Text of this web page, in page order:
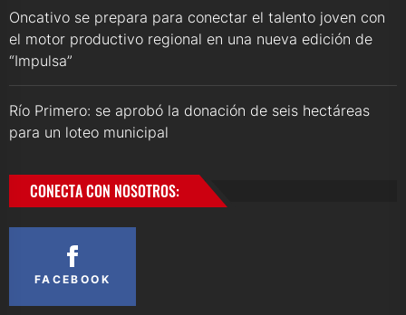
Oncativo se prepara para conectar el talento joven con
el motor productivo regional en una nueva edición de
“Impulsa”
Río Primero: se aprobó la donación de seis hectáreas
para un loteo municipal
CONECTA CON NOSOTROS:
FACEBOOK